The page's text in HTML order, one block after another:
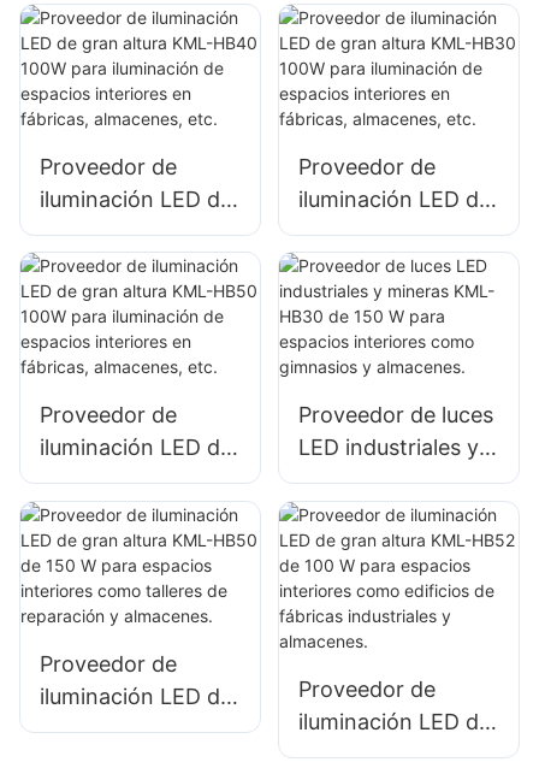
W para fachadas
de edificios
exteriores e
iluminación de
construcción.
W para fachadas
de edificios
exteriores e
iluminación de
construcción.
Proveedor de
iluminación LED de
gran altura KML-
HB40 100W para
iluminación de
espacios interiores
en fábricas,
Proveedor de
iluminación LED de
gran altura KML-
HB30 100W para
iluminación de
espacios interiores
en fábricas,
Proveedor de
iluminación LED de
gran altura KML-
HB50 100W para
iluminación de
espacios interiores
en fábricas,
Proveedor de luces
LED industriales y
mineras KML-HB30
de 150 W para
espacios interiores
como gimnasios y
almacenes.
Proveedor de
iluminación LED de
gran altura KML-
Proveedor de
iluminación LED de
gran altura KML-